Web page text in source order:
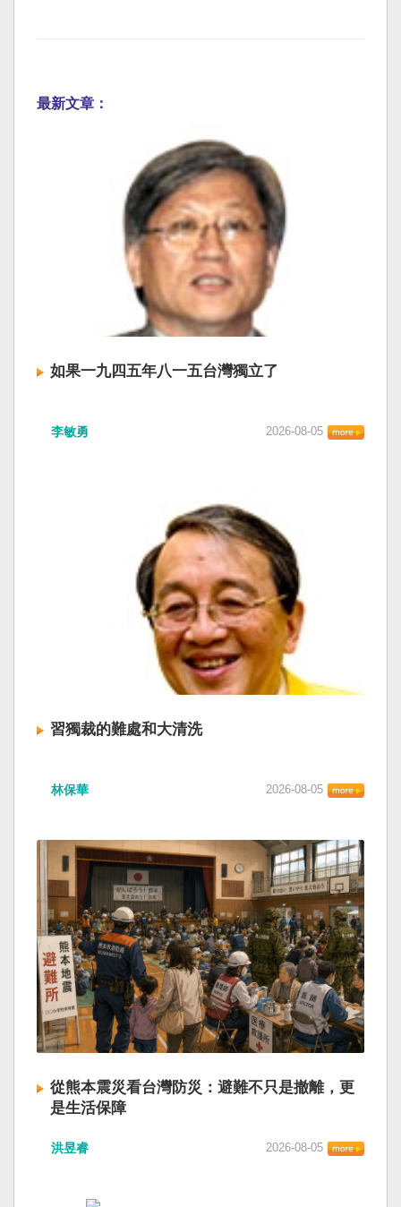
最新文章：
如果一九四五年八一五台灣獨立了
李敏勇 2026-08-05
習獨裁的難處和大清洗
林保華 2026-08-05
從熊本震災看台灣防災：避難不只是撤離，更
是生活保障
洪昱睿 2026-08-05